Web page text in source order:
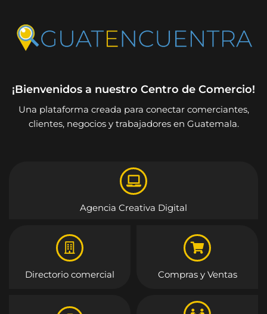
¡Bienvenidos a nuestro Centro de Comercio!
Una plataforma creada para conectar comerciantes,
clientes, negocios y trabajadores en Guatemala.
Agencia Creativa Digital
Directorio comercial Compras y Ventas